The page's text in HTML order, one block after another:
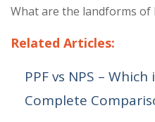
What are the landforms of
Related Articles:
PPF vs NPS –
Complete